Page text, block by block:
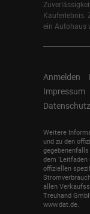
Kauferlebnis.
ein Autohaus
Anmelden
Impressum
Datenschutz
Weitere
und zu den
dem 'Leitfaden
offiziellen
allen
Treuhand
www.dat.de.